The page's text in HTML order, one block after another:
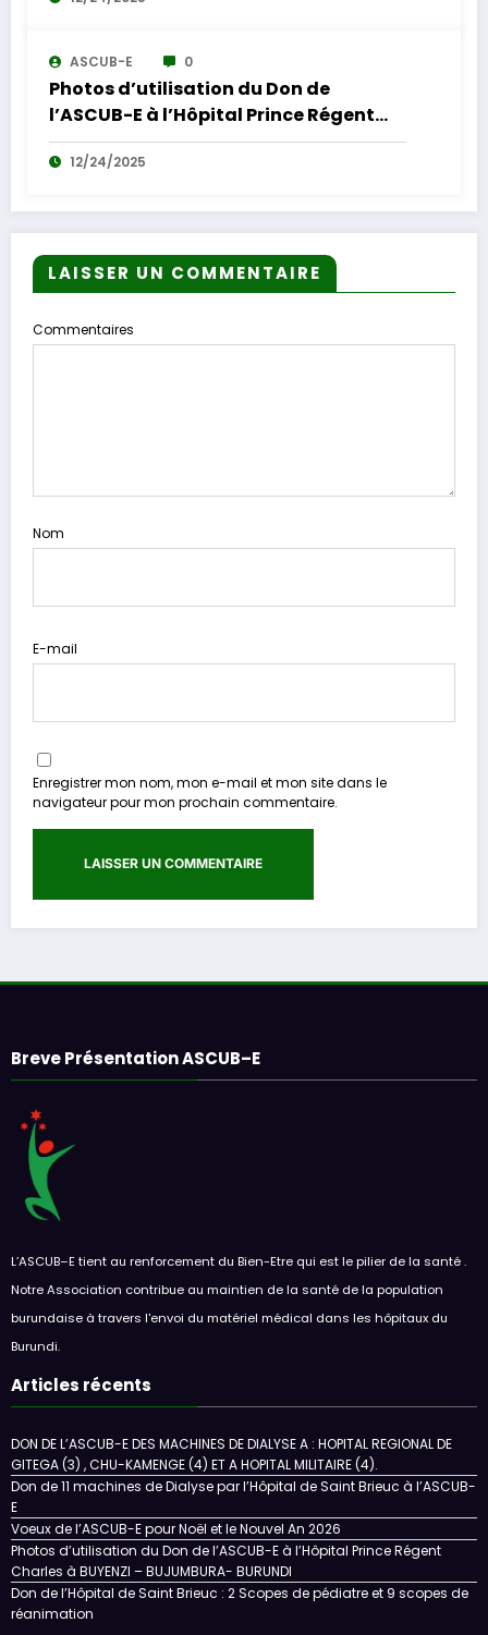
ASCUB-E 0
Photos d’utilisation du Don de
l’ASCUB-E à l’Hôpital Prince Régent
Charles à BUYENZI – BUJUMBURA-
BURUNDI
12/24/2025
LAISSER UN COMMENTAIRE
Commentaires
Nom
E-mail
Enregistrer mon nom, mon e-mail et mon site dans le
navigateur pour mon prochain commentaire.
Breve Présentation ASCUB–E
L’ASCUB–E tient au renforcement du Bien-Etre qui est le pilier de la santé .
Notre Association contribue au maintien de la santé de la population
burundaise à travers l'envoi du matériel médical dans les hôpitaux du
Burundi.
Articles récents
DON DE L’ASCUB-E DES MACHINES DE DIALYSE A : HOPITAL REGIONAL DE
GITEGA (3) , CHU-KAMENGE (4) ET A HOPITAL MILITAIRE (4).
Don de 11 machines de Dialyse par l’Hôpital de Saint Brieuc à l’ASCUB-
E
Voeux de l’ASCUB-E pour Noël et le Nouvel An 2026
Photos d’utilisation du Don de l’ASCUB-E à l’Hôpital Prince Régent
Charles à BUYENZI – BUJUMBURA- BURUNDI
Don de l’Hôpital de Saint Brieuc : 2 Scopes de pédiatre et 9 scopes de
réanimation